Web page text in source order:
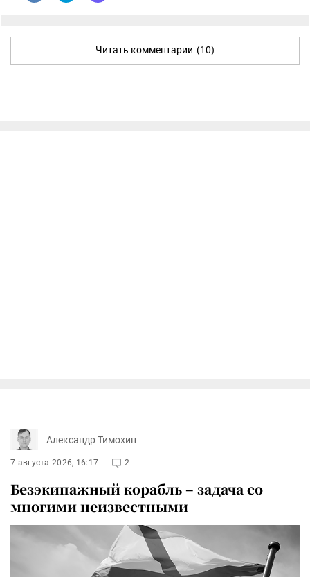
Читать комментарии (10)
Александр Тимохин
7 августа 2026, 16:17 2
Безэкипажный корабль – задача со
многими неизвестными